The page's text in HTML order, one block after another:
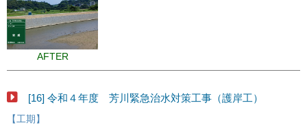
AFTER
[16] 令和４年度 芳川緊急治水対策工事（護岸工）
【工期】